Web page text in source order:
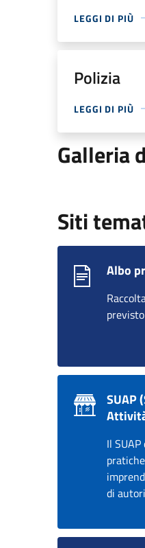
LEGGI DI PIÙ
Polizia
LEGGI DI PIÙ
Galleria
Siti
Albo
SUAP
Il
di